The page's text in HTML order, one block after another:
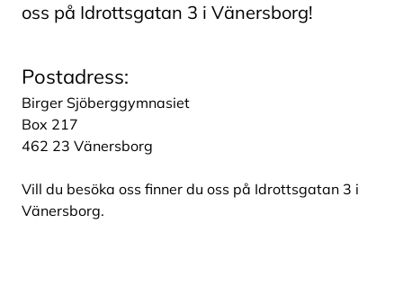
oss på Idrottsgatan 3 i Vänersborg!
Postadress:
Birger Sjöberggymnasiet
Box 217
462 23 Vänersborg
Vill du besöka oss finner du oss på Idrottsgatan 3 i
Vänersborg.